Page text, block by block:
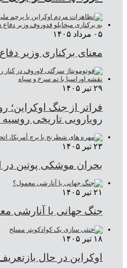
۰۵ مرداد ۱۴۰۵
معنای برکناری وزیر
۲۹ تیر ۱۴۰۵
فراتر از جنگ اوکراین؛
رویارویی تاریخی
۲۳ تیر ۱۴۰۵
بحران موشکی پوتین در
۲۱ تیر ۱۴۰۵
جنگ جهانی یا آنارشی
۱۸ تیر ۱۴۰۵
اوکراین در حال